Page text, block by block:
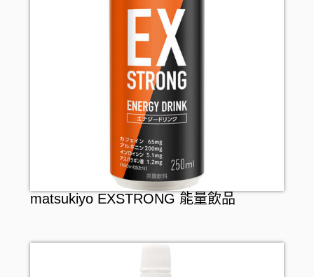
matsukiyo EXSTRONG 能量飲品